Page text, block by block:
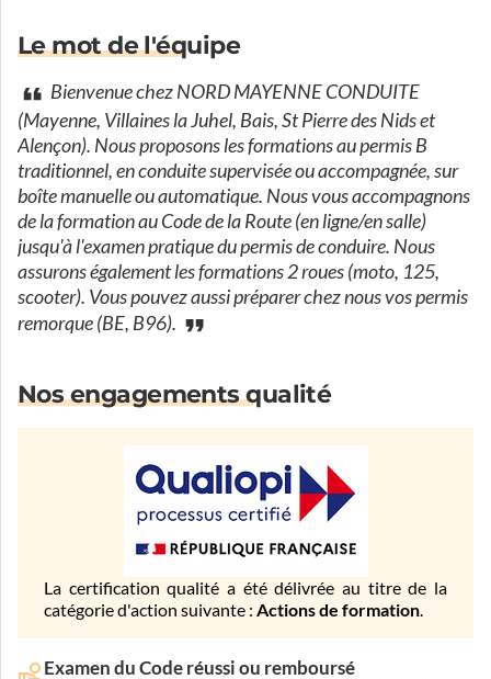
Le mot de l'équipe
Bienvenue chez NORD MAYENNE CONDUITE
(Mayenne, Villaines la Juhel, Bais, St Pierre des Nids et
Alençon). Nous proposons les formations au permis B
traditionnel, en conduite supervisée ou accompagnée, sur
boîte manuelle ou automatique. Nous vous accompagnons
de la formation au Code de la Route (en ligne/en salle)
jusqu'à l'examen pratique du permis de conduire. Nous
assurons également les formations 2 roues (moto, 125,
scooter). Vous pouvez aussi préparer chez nous vos permis
remorque (BE, B96).
Nos engagements qualité
La certification qualité a été délivrée au titre de la
catégorie d'action suivante : Actions de formation.
Examen du Code réussi ou remboursé